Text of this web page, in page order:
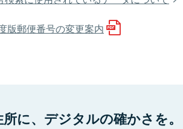
版郵便番号の変更案内
に、デジタルの確かさを。